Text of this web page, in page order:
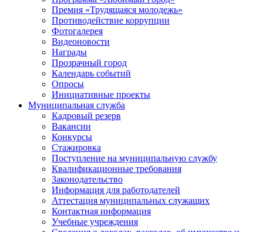
Премия «Трудящаяся молодежь»
Противодействие коррупции
Фотогалерея
Видеоновости
Награды
Прозрачный город
Календарь событий
Опросы
Инициативные проекты
Муниципальная служба
Кадровый резерв
Вакансии
Конкурсы
Стажировка
Поступление на муниципальную службу
Квалификационные требования
Законодательство
Информация для работодателей
Аттестация муниципальных служащих
Контактная информация
Учебные учреждения